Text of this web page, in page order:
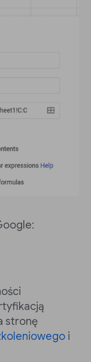
stronę
i